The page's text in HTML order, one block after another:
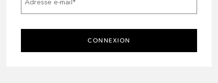
Adresse e-mail*
CONNEXION